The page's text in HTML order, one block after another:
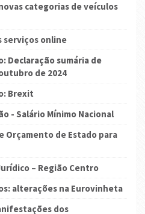
categorias de veículos
serviços online
Declaração sumária de
de 2024
Brexit
- Salário Mínimo Nacional
Orçamento de Estado para
– Região Centro
alterações na Eurovinheta
dos